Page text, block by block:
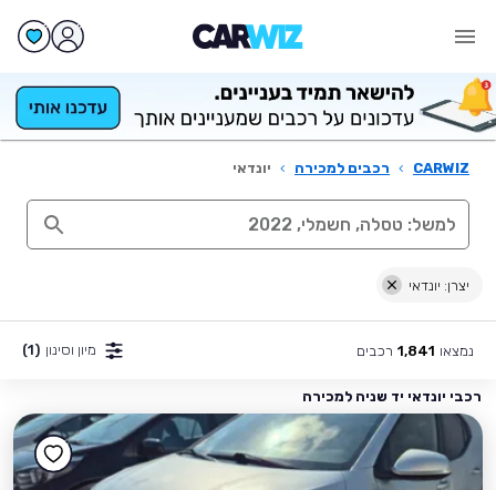
CARWIZ
› רכבים למכירה › יונדאי
יצרן: יונדאי
נמצאו 1,841 רכבים מיון וסינון (1)
רכבי יונדאי יד שניה למכירה